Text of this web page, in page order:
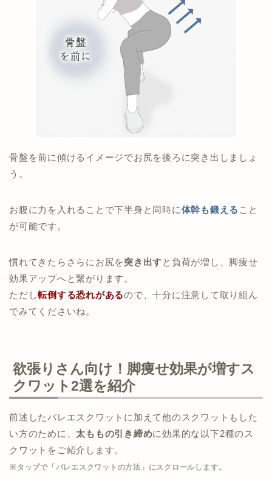
骨盤を前に傾けるイメージでお尻を後ろに突き出しましょ
う。
お腹に力を入れることで下半身と同時に体幹も鍛える こと
が可能です。
慣れてきたらさらにお尻を突き出すと負荷が増し、脚痩せ
効果アップへと繋がります。
ただし転倒する恐れがあるので、十分に注意して取り組ん
でみてくださいね。
欲張りさん向け！脚痩せ効果が増すス
クワット2選を紹介
前述したバレエスクワットに加えて他のスクワットもした
い方のために、 太ももの引き締めに効果的な以下2種のス
クワットをご紹介します。
※タップで「バレエスクワットの方法」にスクロールします。